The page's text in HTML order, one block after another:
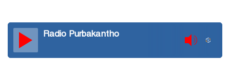
Radio Purbakantho